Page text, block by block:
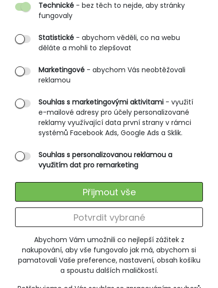
Abychom Vám umožnili co nejlepší zážitek z
nakupování, aby vše fungovalo jak má, abychom si
pamatovali Vaše preference, nastavení, obsah košíku
a spoustu dalších maličkostí.
Technické - bez těch to nejde, aby stránky
fungovaly
Statistické - abychom věděli, co na webu
děláte a mohli to zlepšovat
Marketingové - abychom Vás neobtěžovali
reklamou
Souhlas s marketingovými aktivitami - využití
e-mailové adresy pro účely personalizované
reklamy využívající data první strany v rámci
systémů Facebook Ads, Google Ads a Sklik.
Souhlas s personalizovanou reklamou a
využitím dat pro remarketing
Potvrdit vybrané
Přijmout vše
O nás
Partnerské prodejny
B2B vstup
PRŮVODCE NAKUPOVÁNÍM
Obchodní podmínky
Rozměrové tabulky
Způsoby doručení
Ochrana osobních údajů
SLUŽBY ZÁKAZNÍKŮM
Výměna zboží
ODEBÍRÁNÍ NEWSLETTERU